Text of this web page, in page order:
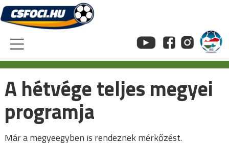
Skip
to
content
A hétvége teljes megyei
programja
Már a megyeegyben is rendeznek mérkőzést.